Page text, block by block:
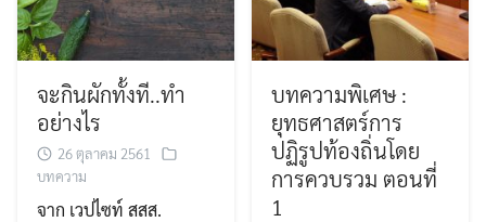
จะกินผักทั้งที..ทำ
อย่างไร
26 ตุลาคม 2561
บทความ
จาก เวปไซท์ สสส.
บทความพิเศษ :
ยุทธศาสตร์การ
ปฏิรูปท้องถิ่นโดย
การควบรวม ตอนที่
1